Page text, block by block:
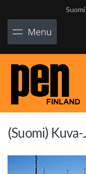
Suomi
Menu
(Suomi)